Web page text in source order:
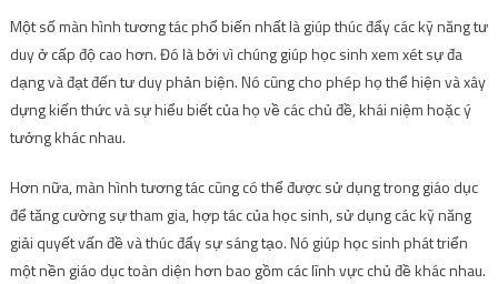
Một số màn hình tương tác phổ biến nhất là giúp thúc đẩy các kỹ năng tư
duy ở cấp độ cao hơn. Đó là bởi vì chúng giúp học sinh xem xét sự đa
dạng và đạt đến tư duy phản biện. Nó cũng cho phép họ thể hiện và xây
dựng kiến ​​thức và sự hiểu biết của họ về các chủ đề, khái niệm hoặc ý
tưởng khác nhau.
Hơn nữa, màn hình tương tác cũng có thể được sử dụng trong giáo dục
để tăng cường sự tham gia, hợp tác của học sinh, sử dụng các kỹ năng
giải quyết vấn đề và thúc đẩy sự sáng tạo. Nó giúp học sinh phát triển
một nền giáo dục toàn diện hơn bao gồm các lĩnh vực chủ đề khác nhau.